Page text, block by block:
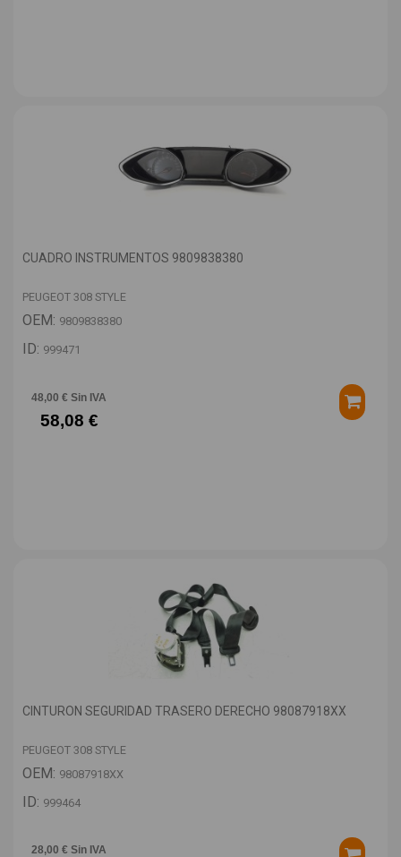
CUADRO INSTRUMENTOS 9809838380
PEUGEOT 308 STYLE
OEM: 9809838380
ID: 999471
48,00 € Sin IVA
58,08 €
CINTURON SEGURIDAD TRASERO DERECHO 98087918XX
PEUGEOT 308 STYLE
OEM: 98087918XX
ID: 999464
28,00 € Sin IVA